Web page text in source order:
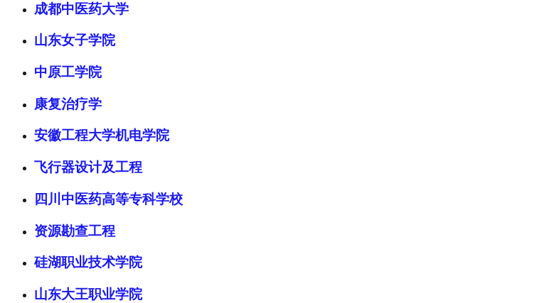
成都中医药大学
山东女子学院
中原工学院
康复治疗学
安徽工程大学机电学院
飞行器设计及工程
四川中医药高等专科学校
资源勘查工程
硅湖职业技术学院
山东大王职业学院